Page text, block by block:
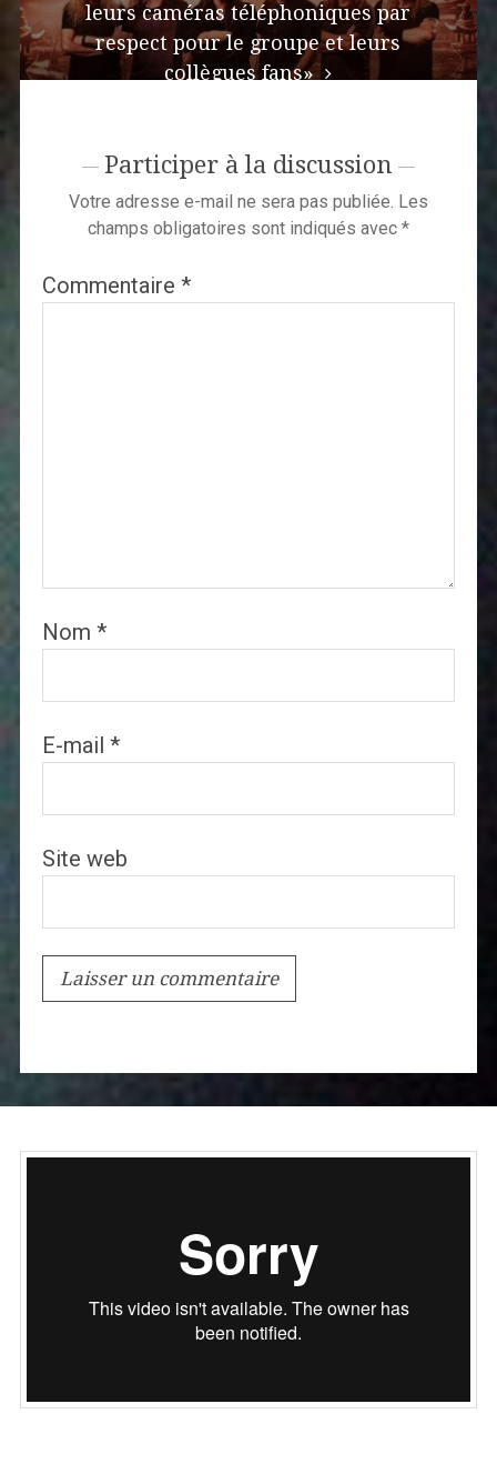
leurs caméras téléphoniques par
respect pour le groupe et leurs
collègues fans»
Participer à la discussion
Votre adresse e-mail ne sera pas publiée. Les
champs obligatoires sont indiqués avec *
Commentaire *
Nom *
E-mail *
Site web